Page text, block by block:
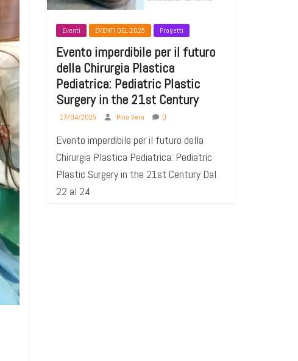
Eventi EVENTI DEL 2025 Progetti
Evento imperdibile per il futuro
della Chirurgia Plastica
Pediatrica: Pediatric Plastic
Surgery in the 21st Century
17/04/2025 Pino Vero 0
Evento imperdibile per il futuro della
Chirurgia Plastica Pediatrica: Pediatric
Plastic Surgery in the 21st Century Dal
22 al 24